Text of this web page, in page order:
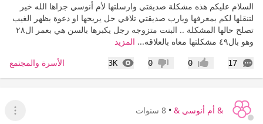
السلام عليكم هذه مشكلة صديقتي وارسلتها لأم أنوسي جزاها الله خير
لتنقلها لكم بمعرفها ويارب صديقتي تلاقي حل يريحها او دعوة بظهر الغيب
تصلح حالها المشكلة .. البنت متزوجه رجل يكبرها بالسن هي بعمر ال٢٨
وهو بال٤٩ مشكلتها معاه بالعلاقه...
المزيد
17
التعليقات إعجاب0 عدم إعجاب
0
3K
المشاهدات الأسرة والمجتمع
& أم أنوسي & • 8 سنوات
عرض